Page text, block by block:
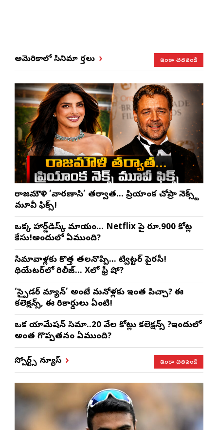
అమెరికాలో సినిమా వార్తలు ఇంకా చదవండి
రాజమౌళి ‘వారణాసి’ తర్వాత… ప్రియాంక చోప్రా నెక్స్ట్
మూవీ ఫిక్స్!
ఒక్క హార్డ్‌డిస్క్ మాయం… Netflix పై రూ.900 కోట్ల
కేసు!అందులో ఏముంది?
సినిమావాళ్లకు కొత్త తలనొప్పి… ట్విట్టర్ పైరసీ!
థియేటర్‌లో రిలీజ్… Xలో ఫ్రీ షో?
‘స్పైడర్ మ్యాన్’ అంటే మనోళ్లకు ఇంత పిచ్చా? ఈ
కలెక్షన్స్, ఈ రికార్డులు ఏంటి!
ఒక యానిమేషన్ సినిమా..20 వేల కోట్లు కలెక్షన్స్ ?ఇందులో
అంత గొప్పతనం ఏముంది?
స్పోర్ట్స్ న్యూస్ ఇంకా చదవండి